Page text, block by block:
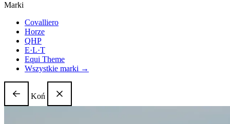
Marki
Covalliero
Horze
QHP
E·L·T
Equi Theme
Wszystkie marki →
Koń